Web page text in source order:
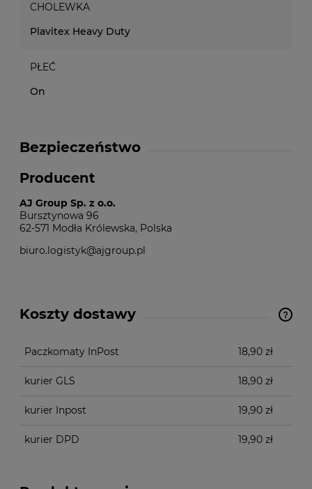
CHOLEWKA
Plavitex Heavy Duty
PŁEĆ
On
Bezpieczeństwo
Producent
AJ Group Sp. z o.o.
Bursztynowa 96
62-571 Modła Królewska, Polska
biuro.logistyk@ajgroup.pl
Koszty dostawy
Cena nie zawiera ewentualnych kosztów płatności
Paczkomaty InPost 18,90 zł
kurier GLS 18,90 zł
kurier Inpost 19,90 zł
kurier DPD 19,90 zł